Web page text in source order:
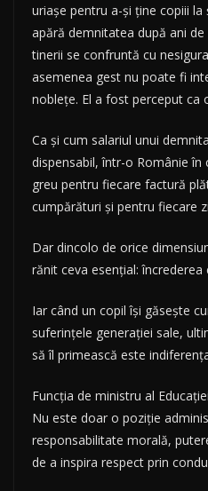
uriașe pentru a-și ține copiii
apără demnitatea după ani
tinerii se confruntă cu
asemenea gest nu poate fi
noblețe. El a fost perceput ca
Ca și cum salariul unui
dispensabil, într-o Românie în
greu pentru fiecare factură
cumpărături și pentru fiecare
Dar dincolo de orice
rănit ceva esențial:
Iar când un copil își găsește
suferințele generației sale,
să îl primească este
Funcția de ministru al
Nu este doar o poziție
responsabilitate morală,
de a inspira respect prin